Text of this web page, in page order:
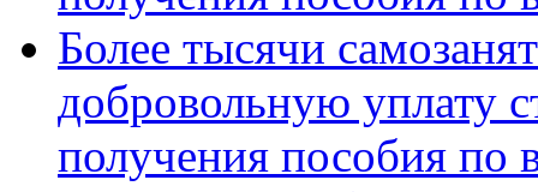
Более тысячи
добровольную уплату
получения пособия по